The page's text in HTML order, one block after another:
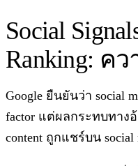
Social
Ranking: ค
Google ยืนยันว่า social
factor แต่ผลกระทบทา
content ถูกแชร์บน social